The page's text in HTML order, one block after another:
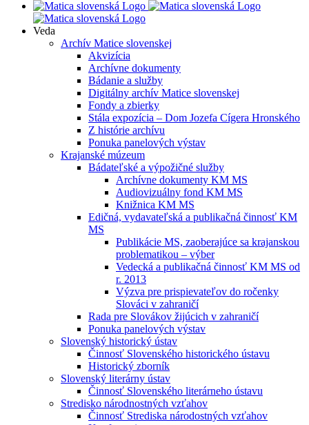
Veda
Archív Matice slovenskej
Akvizícia
Archívne dokumenty
Bádanie a služby
Digitálny archív Matice slovenskej
Fondy a zbierky
Stála expozícia – Dom Jozefa Cígera Hronského
Z histórie archívu
Ponuka panelových výstav
Krajanské múzeum
Bádateľské a výpožičné služby
Archívne dokumenty KM MS
Audiovizuálny fond KM MS
Knižnica KM MS
Edičná, vydavateľská a publikačná činnosť KM
MS
Publikácie MS, zaoberajúce sa krajanskou
problematikou – výber
Vedecká a publikačná činnosť KM MS od
r. 2013
Výzva pre prispievateľov do ročenky
Slováci v zahraničí
Rada pre Slovákov žijúcich v zahraničí
Ponuka panelových výstav
Slovenský historický ústav
Činnosť Slovenského historického ústavu
Historický zborník
Slovenský literárny ústav
Činnosť Slovenského literárneho ústavu
Stredisko národnostných vzťahov
Činnosť Strediska národostných vzťahov